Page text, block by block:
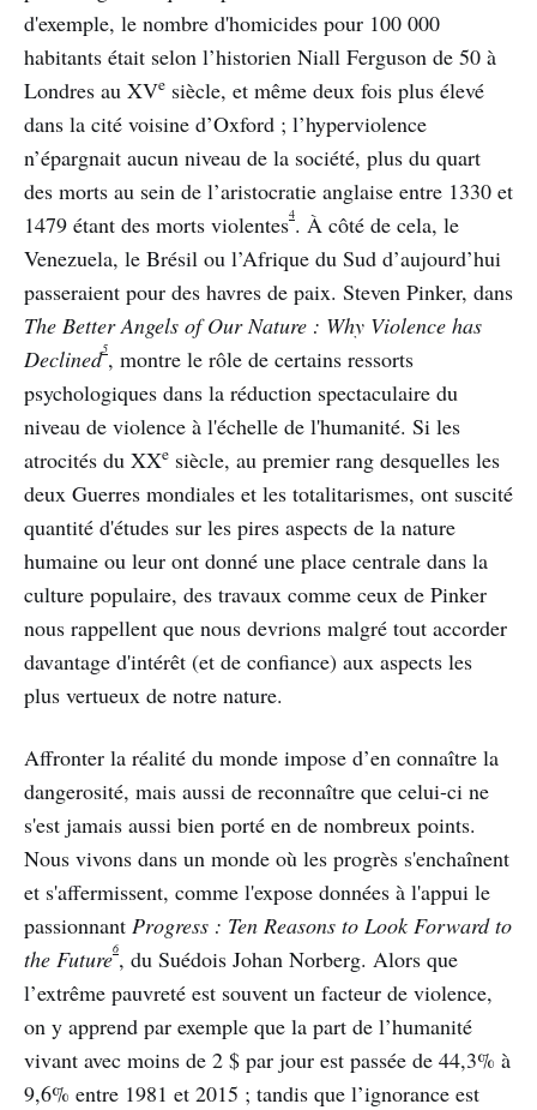
d'exemple, le nombre d'homicides pour 100 000
habitants était selon l’historien Niall Ferguson de 50 à
Londres au XVe siècle, et même deux fois plus élevé
dans la cité voisine d’Oxford ; l’hyperviolence
n’épargnait aucun niveau de la société, plus du quart
des morts au sein de l’aristocratie anglaise entre 1330 et
1479 étant des morts violentes4. À côté de cela, le
Venezuela, le Brésil ou l’Afrique du Sud d’aujourd’hui
passeraient pour des havres de paix. Steven Pinker, dans
The Better Angels of Our Nature : Why Violence has
Declined5, montre le rôle de certains ressorts
psychologiques dans la réduction spectaculaire du
niveau de violence à l'échelle de l'humanité. Si les
atrocités du XXe siècle, au premier rang desquelles les
deux Guerres mondiales et les totalitarismes, ont suscité
quantité d'études sur les pires aspects de la nature
humaine ou leur ont donné une place centrale dans la
culture populaire, des travaux comme ceux de Pinker
nous rappellent que nous devrions malgré tout accorder
davantage d'intérêt (et de confiance) aux aspects les
plus vertueux de notre nature.
Affronter la réalité du monde impose d’en connaître la
dangerosité, mais aussi de reconnaître que celui-ci ne
s'est jamais aussi bien porté en de nombreux points.
Nous vivons dans un monde où les progrès s'enchaînent
et s'affermissent, comme l'expose données à l'appui le
passionnant Progress : Ten Reasons to Look Forward to
the Future6, du Suédois Johan Norberg. Alors que
l’extrême pauvreté est souvent un facteur de violence,
on y apprend par exemple que la part de l’humanité
vivant avec moins de 2 $ par jour est passée de 44,3% à
9,6% entre 1981 et 2015 ; tandis que l’ignorance est